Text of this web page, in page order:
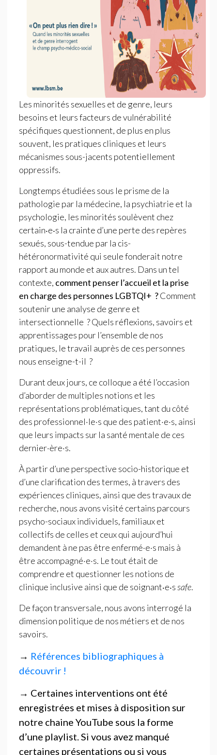
Les minorités sexuelles et de genre, leurs
besoins et leurs facteurs de vulnérabilité
spécifiques questionnent, de plus en plus
souvent, les pratiques cliniques et leurs
mécanismes sous-jacents potentiellement
oppressifs.
Longtemps étudiées sous le prisme de la
pathologie par la médecine, la psychiatrie et la
psychologie, les minorités soulèvent chez
certain‧e‧s la crainte d’une perte des repères
sexués, sous-tendue par la cis-
hétéronormativité qui seule fonderait notre
rapport au monde et aux autres. Dans un tel
contexte, comment penser l’accueil et la prise
en charge des personnes LGBTQI+ ?Comment
soutenir une analyse de genre et
intersectionnelle ? Quels réflexions, savoirs et
apprentissages pour l’ensemble de nos
pratiques, le travail auprès de ces personnes
nous enseigne-t-il ?
Durant deux jours, ce colloque a été l’occasion
d’aborder de multiples notions et les
représentations problématiques, tant du côté
des professionnel·le·s que des patient·e·s, ainsi
que leurs impacts sur la santé mentale de ces
dernier·ère·s.
À partir d’une perspective socio-historique et
d’une clarification des termes, à travers des
expériences cliniques, ainsi que des travaux de
recherche, nous avons visité certains parcours
psycho-sociaux individuels, familiaux et
collectifs de celles et ceux qui aujourd’hui
demandent à ne pas être enfermé·e·s mais à
être accompagné·e·s. Le tout était de
comprendre et questionner les notions de
clinique inclusive ainsi que de soignant‧e‧ssafe.
De façon transversale, nous avons interrogé la
dimension politique de nos métiers et de nos
savoirs.
→ Références bibliographiques à
découvrir !
→ Certaines interventions ont été
enregistrées et mises à disposition sur
notre chaine YouTube sous la forme
d’une playlist. Si vous avez manqué
certaines présentations ou si vous